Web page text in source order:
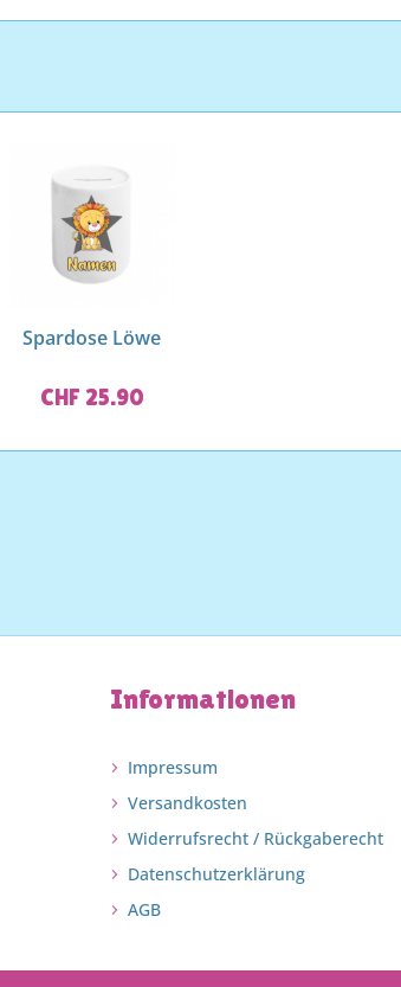
Spardose Löwe
CHF 25.90
Informationen
Impressum
Versandkosten
Widerrufsrecht / Rückgaberecht
Datenschutzerklärung
AGB